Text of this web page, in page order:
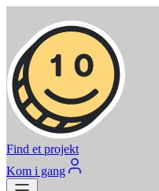
Find et projekt
Kom i gang